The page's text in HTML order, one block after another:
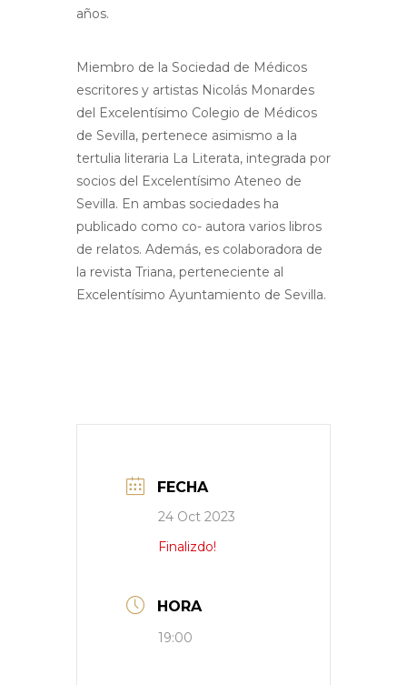
años.
Miembro de la Sociedad de Médicos
escritores y artistas Nicolás Monardes
del Excelentísimo Colegio de Médicos
de Sevilla, pertenece asimismo a la
tertulia literaria La Literata, integrada por
socios del Excelentísimo Ateneo de
Sevilla. En ambas sociedades ha
publicado como co- autora varios libros
de relatos. Además, es colaboradora de
la revista Triana, perteneciente al
Excelentísimo Ayuntamiento de Sevilla.
FECHA
24 Oct 2023
Finalizdo!
HORA
19:00